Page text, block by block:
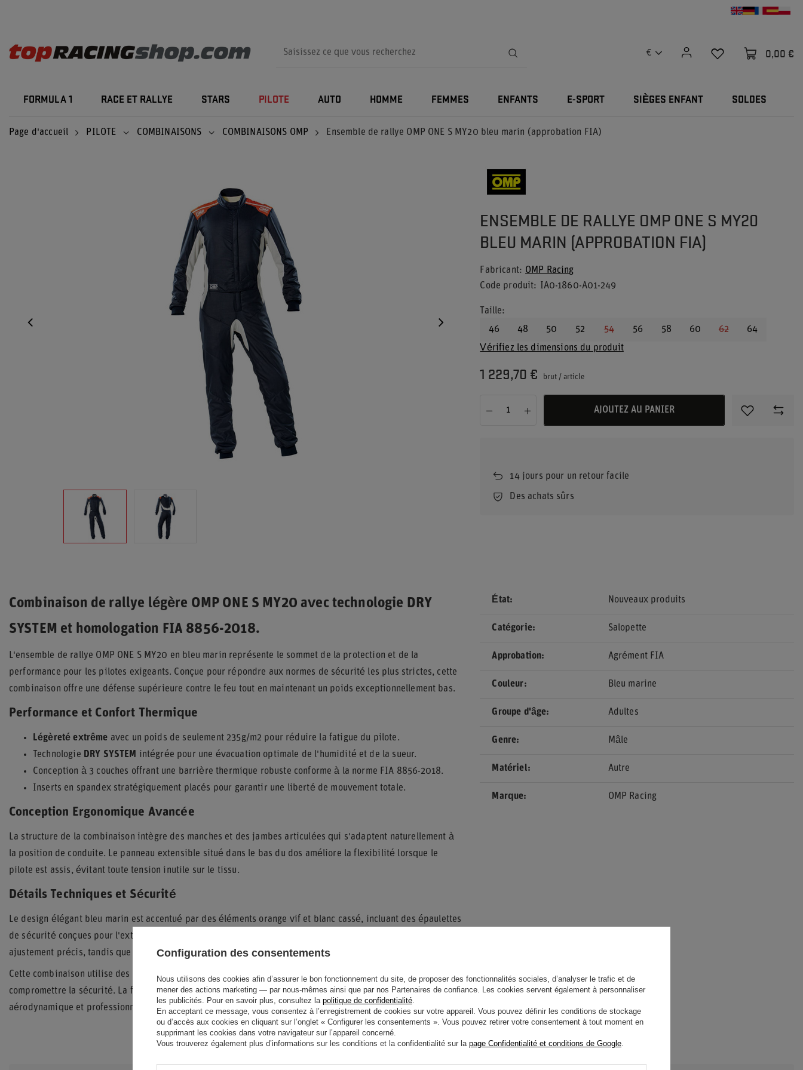
€ 0,00 €
FORMULA 1 RACE ET RALLYE STARS PILOTE AUTO HOMME FEMMES ENFANTS E-SPORT SIÈGES ENFANT SOLDES
Page d'accueil PILOTE COMBINAISONS COMBINAISONS OMP Ensemble de rallye OMP ONE S MY20 bleu marin (approbation FIA)
ENSEMBLE DE RALLYE OMP ONE S MY20
BLEU MARIN (APPROBATION FIA)
Fabricant
OMP Racing
Code produit
IA0-1860-A01-249
Taille
46
48 50 52 54 56 58 60 62
64
Vérifiez les dimensions du produit
1 229,70 € brut /article
AJOUTEZ AU PANIER
14jours pour un retour facile
Des achats sûrs
Combinaison de rallye légère OMP ONE S MY20 avec technologie DRY
SYSTEM et homologation FIA 8856-2018.
L'ensemble de rallye OMP ONE S MY20 en bleu marin représente le sommet de la protection et de la
performance pour les pilotes exigeants. Conçue pour répondre aux normes de sécurité les plus strictes, cette
combinaison offre une défense supérieure contre le feu tout en maintenant un poids exceptionnellement bas.
Performance et Confort Thermique
Légèreté extrême avec un poids de seulement 235g/m2 pour réduire la fatigue du pilote.
Technologie DRY SYSTEM intégrée pour une évacuation optimale de l'humidité et de la sueur.
Conception à 3 couches offrant une barrière thermique robuste conforme à la norme FIA 8856-2018.
Inserts en spandex stratégiquement placés pour garantir une liberté de mouvement totale.
Conception Ergonomique Avancée
La structure de la combinaison intègre des manches et des jambes articulées qui s'adaptent naturellement à
la position de conduite. Le panneau extensible situé dans le bas du dos améliore la flexibilité lorsque le
pilote est assis, évitant toute tension inutile sur le tissu.
Détails Techniques et Sécurité
Le design élégant bleu marin est accentué par des éléments orange vif et blanc cassé, incluant des épaulettes
de sécurité conçues pour l'extraction du pilote. Les poignets et les chevilles élastiqués assurent un
ajustement précis, tandis que la ceinture intégrée permet un maintien personnalisé à la taille.
Cette combinaison utilise des matériaux techniques de pointe pour offrir une respirabilité maximale sans
compromettre la sécurité. La fermeture éclair est discrètement dissimulée pour maintenir une silhouette
aérodynamique et professionnelle sur la piste.
État Nouveaux produits
Catégorie Salopette
Approbation Agrément FIA
Couleur Bleu marine
Groupe d'âge Adultes
Genre Mâle
Matériel Autre
Marque OMP Racing
Configuration des consentements
Nous utilisons des cookies afin d’assurer le bon fonctionnement du site, de proposer des fonctionnalités sociales, d’analyser le trafic et de
mener des actions marketing — par nous-mêmes ainsi que par nos Partenaires de confiance. Les cookies servent également à personnaliser
les publicités. Pour en savoir plus, consultez la politique de confidentialité.
En acceptant ce message, vous consentez à l’enregistrement de cookies sur votre appareil. Vous pouvez définir les conditions de stockage
ou d’accès aux cookies en cliquant sur l’onglet « Configurer les consentements ». Vous pouvez retirer votre consentement à tout moment en
supprimant les cookies dans votre navigateur sur l’appareil concerné.
Vous trouverez également plus d’informations sur les conditions et la confidentialité sur la page Confidentialité et conditions de Google.